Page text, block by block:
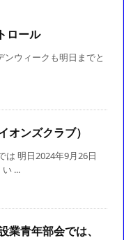
ロール
ウィークも明日までと
オンズクラブ）
は 明日2024年9月26日
い ...
業青年部会では、